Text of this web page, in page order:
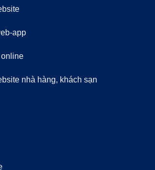
app
online
nhà hàng, khách sạn